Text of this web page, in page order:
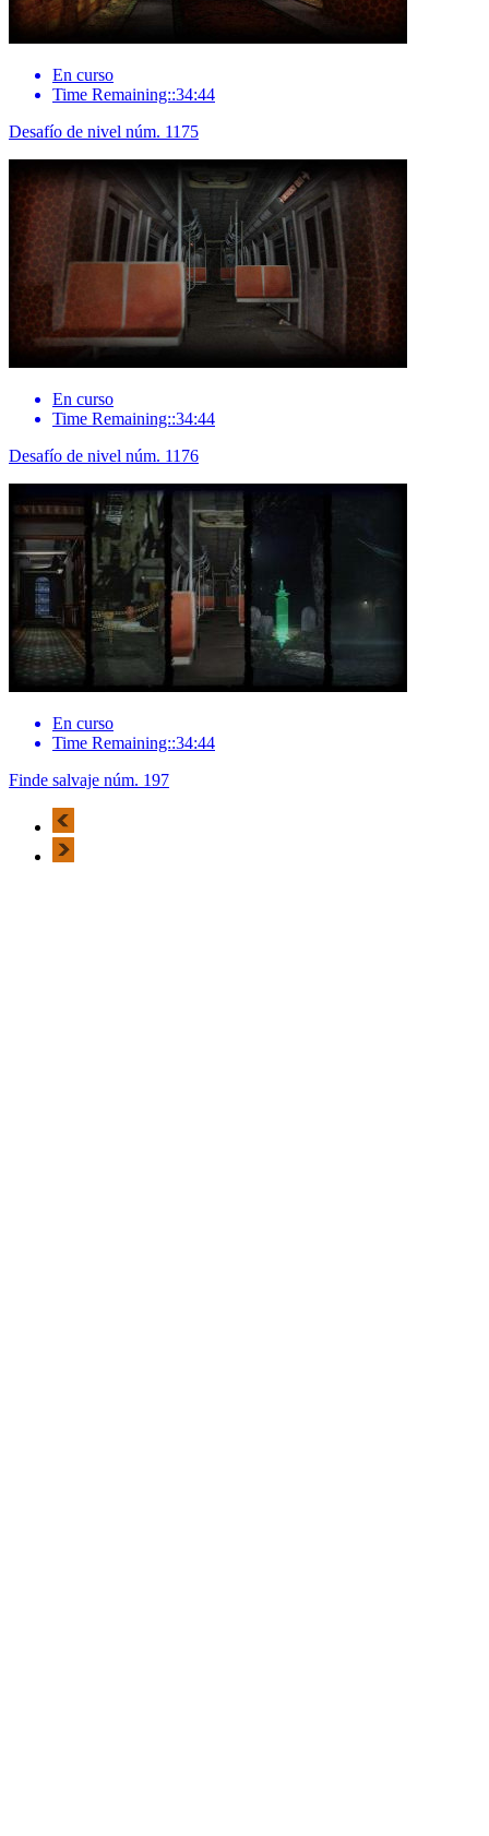
En curso
Time Remaining::34:44
Desafío de nivel núm. 1175
En curso
Time Remaining::34:44
Desafío de nivel núm. 1176
En curso
Time Remaining::34:44
Finde salvaje núm. 197